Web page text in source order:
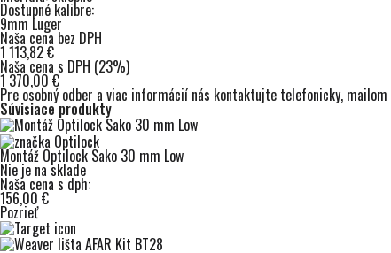
Dostupné kalibre:
9mm Luger
Naša cena bez DPH
1 113,82 €
Naša cena s DPH (23%)
1 370,00 €
Pre osobný odber a viac informácií nás kontaktujte telefonicky, mailom
Súvisiace produkty
Montáž Optilock Sako 30 mm Low
Nie je na sklade
Naša cena s dph:
156,00 €
Pozrieť